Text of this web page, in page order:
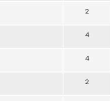
2
4
4
2